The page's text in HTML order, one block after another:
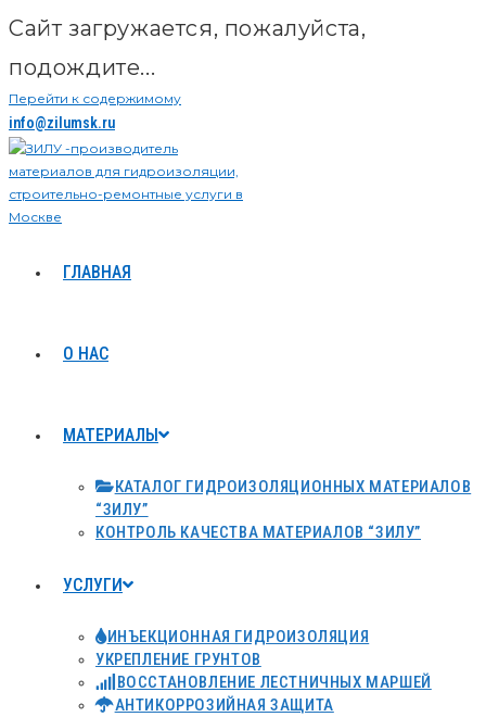
Сайт загружается, пожалуйста,
подождите...
Перейти к содержимому
info@zilumsk.ru
ГЛАВНАЯ
О НАС
МАТЕРИАЛЫ
КАТАЛОГ ГИДРОИЗОЛЯЦИОННЫХ МАТЕРИАЛОВ
“ЗИЛУ”
КОНТРОЛЬ КАЧЕСТВА МАТЕРИАЛОВ “ЗИЛУ”
УСЛУГИ
ИНЪЕКЦИОННАЯ ГИДРОИЗОЛЯЦИЯ
УКРЕПЛЕНИЕ ГРУНТОВ
ВОССТАНОВЛЕНИЕ ЛЕСТНИЧНЫХ МАРШЕЙ
АНТИКОРРОЗИЙНАЯ ЗАЩИТА